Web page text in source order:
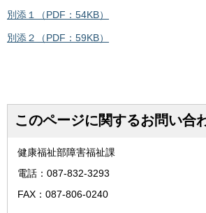
別添１（PDF：54KB）
別添２（PDF：59KB）
このページに関するお問い合
健康福祉部障害福祉課
電話：087-832-3293
FAX：087-806-0240